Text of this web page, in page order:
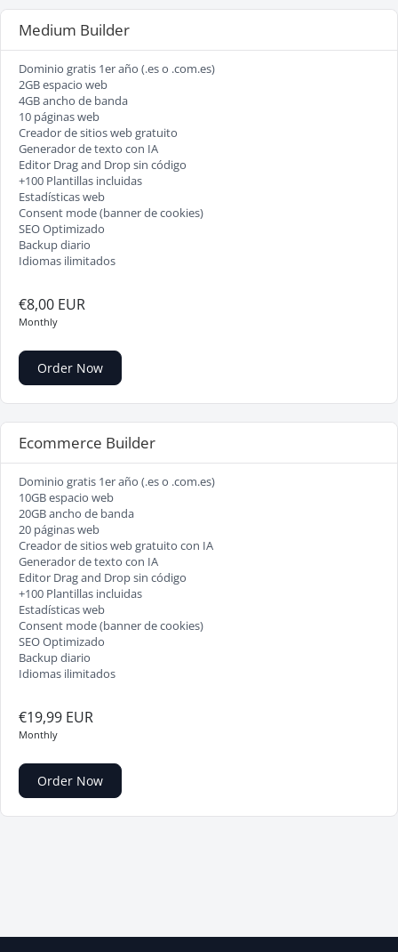
Medium Builder
Dominio gratis 1er año (.es o .com.es)
2GB espacio web
4GB ancho de banda
10 páginas web
Creador de sitios web gratuito
Generador de texto con IA
Editor Drag and Drop sin código
+100 Plantillas incluidas
Estadísticas web
Consent mode (banner de cookies)
SEO Optimizado
Backup diario
Idiomas ilimitados
€8,00 EUR
Monthly
Order Now
Ecommerce Builder
Dominio gratis 1er año (.es o .com.es)
10GB espacio web
20GB ancho de banda
20 páginas web
Creador de sitios web gratuito con IA
Generador de texto con IA
Editor Drag and Drop sin código
+100 Plantillas incluidas
Estadísticas web
Consent mode (banner de cookies)
SEO Optimizado
Backup diario
Idiomas ilimitados
€19,99 EUR
Monthly
Order Now